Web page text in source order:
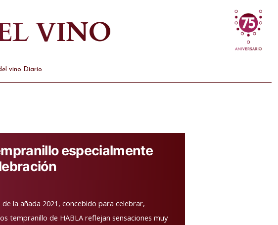
VINO
vino Diario
especialmente
la añada 2021, concebido para celebrar,
tempranillo de HABLA reflejan sensaciones muy